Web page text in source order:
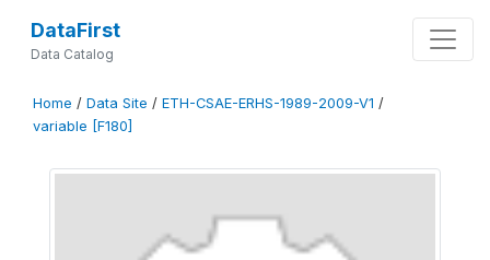
DataFirst
Data Catalog
Home / Data Site / ETH-CSAE-ERHS-1989-2009-V1 /
variable [F180]